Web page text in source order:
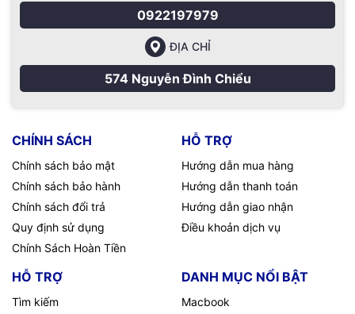
0922197979
ĐỊA CHỈ
574 Nguyễn Đình Chiểu
CHÍNH SÁCH
Chính sách bảo mật
Chính sách bảo hành
Chính sách đổi trả
Quy định sử dụng
Chính Sách Hoàn Tiền
HỖ TRỢ
Hướng dẫn mua hàng
Hướng dẫn thanh toán
Hướng dẫn giao nhận
Điều khoản dịch vụ
HỖ TRỢ
Tìm kiếm
DANH MỤC NỔI BẬT
Macbook